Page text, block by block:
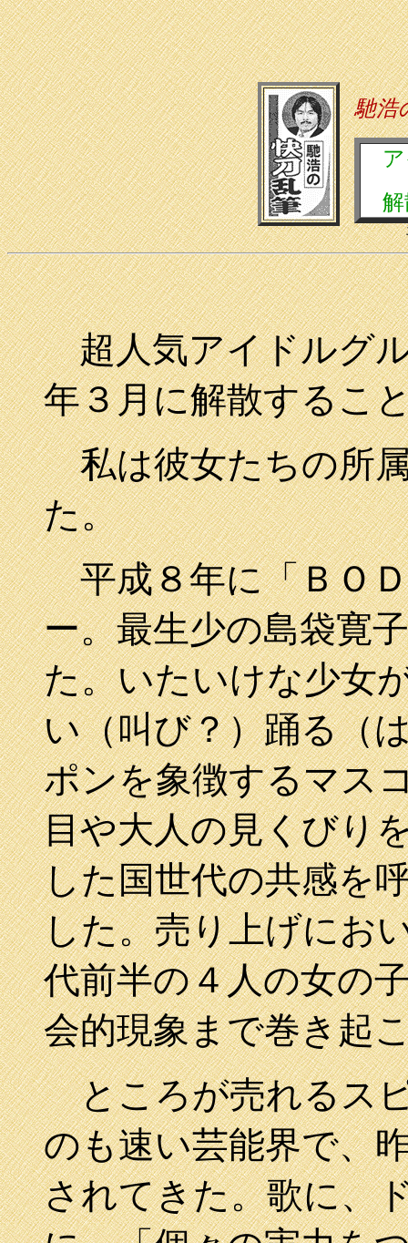
馳浩
ア
解
超人気アイドルグ
年３月に解散するこ
私は彼女たちの所属
た。
平成８年に「ＢＯＤ
ー。最生少の島袋寛
た。いたいけな少女
い（叫び？）踊る（
ポンを象徴するマス
目や大人の見くびり
した国世代の共感を
した。売り上げにお
代前半の４人の女の
会的現象まで巻き起
ところが売れるス
のも速い芸能界で、
されてきた。歌に、